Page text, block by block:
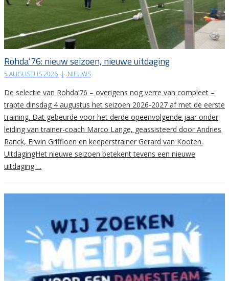
Rohda’76: nieuw seizoen, nieuwe uitdaging
5 AUGUSTUS 2026 | NIEUWS
De selectie van Rohda’76 – overigens nog verre van compleet –
trapte dinsdag 4 augustus het seizoen 2026-2027 af met de eerste
training. Dat gebeurde voor het derde opeenvolgende jaar onder
leiding van trainer-coach Marco Lange, geassisteerd door Andries
Ranck, Erwin Griffioen en keeperstrainer Gerard van Kooten.
UitdagingHet nieuwe seizoen betekent tevens een nieuwe
uitdaging….